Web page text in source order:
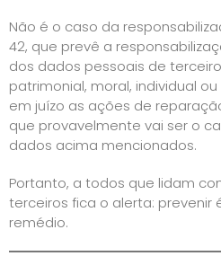
Não é o caso da
42, que prevê a
dos dados pessoais de
patrimonial, moral, individual
em juízo as ações de
que provavelmente vai ser o
dados acima mencionados.
Portanto, a todos que lidam
terceiros fica o alerta: prevenir
remédio.